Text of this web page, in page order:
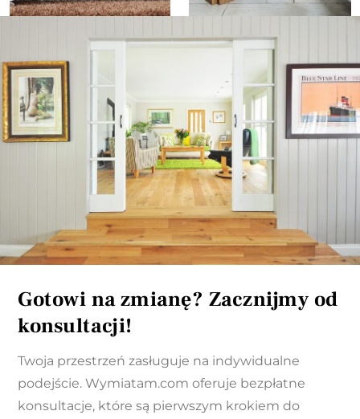
Gotowi na zmianę? Zacznijmy od
konsultacji!
Twoja przestrzeń zasługuje na indywidualne
podejście. Wymiatam.com oferuje bezpłatne
konsultacje, które są pierwszym krokiem do